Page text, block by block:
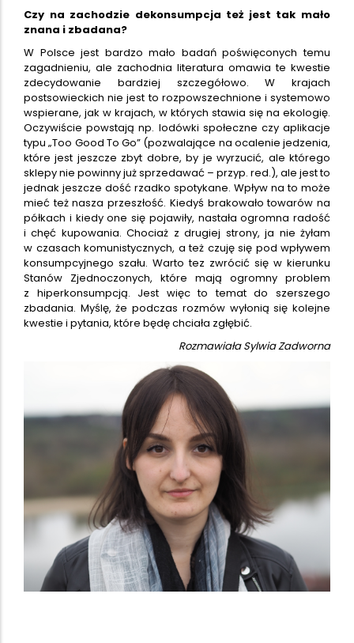
Czy na zachodzie dekonsumpcja też jest tak mało
znana i zbadana?
W Polsce jest bardzo mało badań poświęconych temu
zagadnieniu, ale zachodnia literatura omawia te kwestie
zdecydowanie bardziej szczegółowo. W krajach
postsowieckich nie jest to rozpowszechnione i systemowo
wspierane, jak w krajach, w których stawia się na ekologię.
Oczywiście powstają np. lodówki społeczne czy aplikacje
typu „Too Good To Go” (pozwalające na ocalenie jedzenia,
które jest jeszcze zbyt dobre, by je wyrzucić, ale którego
sklepy nie powinny już sprzedawać – przyp. red.), ale jest to
jednak jeszcze dość rzadko spotykane. Wpływ na to może
mieć też nasza przeszłość. Kiedyś brakowało towarów na
półkach i kiedy one się pojawiły, nastała ogromna radość
i chęć kupowania. Chociaż z drugiej strony, ja nie żyłam
w czasach komunistycznych, a też czuję się pod wpływem
konsumpcyjnego szału. Warto tez zwrócić się w kierunku
Stanów Zjednoczonych, które mają ogromny problem
z hiperkonsumpcją. Jest więc to temat do szerszego
zbadania. Myślę, że podczas rozmów wyłonią się kolejne
kwestie i pytania, które będę chciała zgłębić.
Rozmawiała Sylwia Zadworna